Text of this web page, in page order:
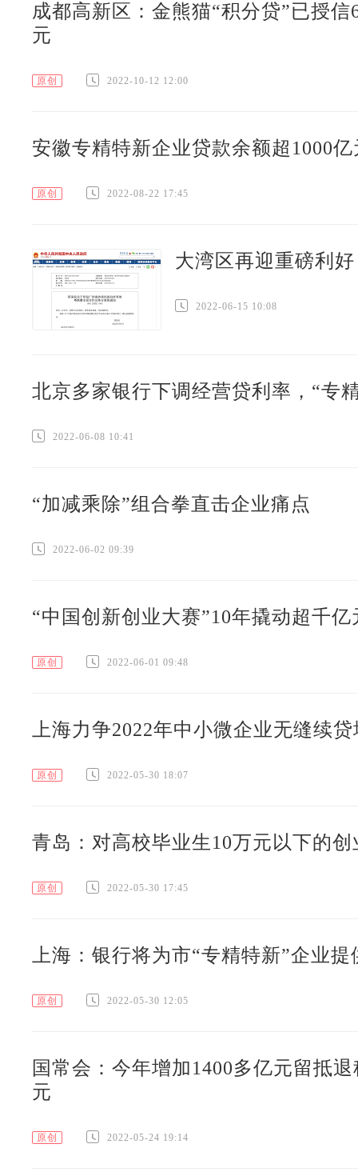
成都高新区：金熊猫“积分贷”已授
元
原创 2022-10-12 12:00
安徽专精特新企业贷款余额超1000
原创 2022-08-22 17:45
大湾区再迎重磅利
2022-06-15 10:08
北京多家银行下调经营贷利率，“专
2022-06-08 10:41
“加减乘除”组合拳直击企业痛点
2022-06-02 09:39
“中国创新创业大赛”10年撬动超千
原创 2022-06-01 09:48
上海力争2022年中小微企业无缝续
原创 2022-05-30 18:07
青岛：对高校毕业生10万元以下的
原创 2022-05-30 17:45
上海：银行将为市“专精特新”企业
原创 2022-05-30 12:05
国常会：今年增加1400多亿元留抵
元
原创 2022-05-24 19:14